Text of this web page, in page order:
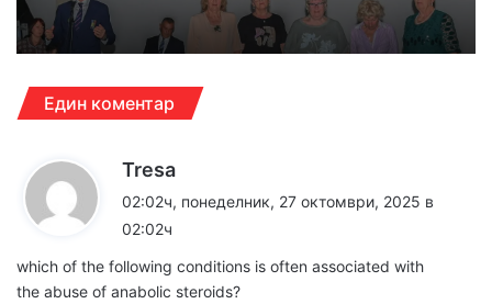
Един коментар
Tresa
:
02:02ч, понеделник, 27 октомври, 2025 в
02:02ч
which of the following conditions is often associated with
the abuse of anabolic steroids?